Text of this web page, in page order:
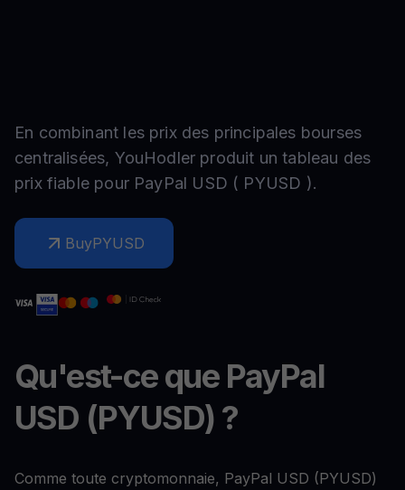
En combinant les prix des principales bourses
centralisées, YouHodler produit un tableau des
prix fiable pour PayPal USD ( PYUSD ).
BuyPYUSD
Qu'est-ce que PayPal
USD (PYUSD) ?
Comme toute cryptomonnaie, PayPal USD (PYUSD)